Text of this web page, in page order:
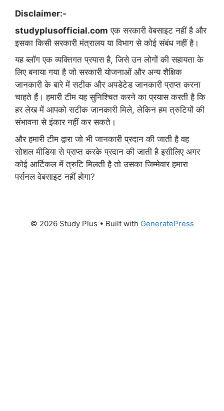
Disclaimer:-
studyplusofficial.com एक सरकारी वेबसाइट नहीं है और
इसका किसी सरकारी मंत्रालय या विभाग से कोई संबंध नहीं है।
यह ब्लॉग एक व्यक्तिगत प्रयास है, जिसे उन लोगों की सहायता के
लिए बनाया गया है जो सरकारी योजनाओं और अन्य शैक्षिक
जानकारी के बारे में सटीक और अपडेटेड जानकारी प्राप्त करना
चाहते हैं। हमारी टीम यह सुनिश्चित करने का प्रयास करती है कि
हर लेख में आपको सटीक जानकारी मिले, लेकिन हम त्रुटियों की
संभावना से इंकार नहीं कर सकते।
और हमारी टीम द्वारा जो भी जानकारी प्रदान की जाती है वह
सोशल मीडिया से प्राप्त करके प्रदान की जाती है इसीलिए अगर
कोई आर्टिकल में त्रुटि मिलती है तो उसका जिम्मेवार हमारा
पर्सनल वेबसाइट नहीं होगा?
© 2026 Study Plus • Built with GeneratePress